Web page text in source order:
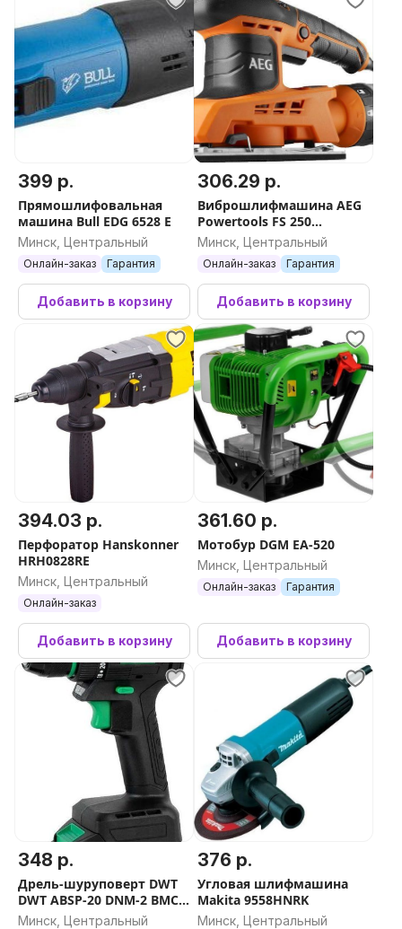
399 р.
Прямошлифовальная
машина Bull EDG 6528 E
Минск, Центральный
Онлайн-заказ Гарантия
Добавить в корзину
306.29 р.
Виброшлифмашина AEG
Powertools FS 250
4935472164
Минск, Центральный
Онлайн-заказ Гарантия
Добавить в корзину
394.03 р.
Перфоратор Hanskonner
HRH0828RE
Минск, Центральный
Онлайн-заказ
Добавить в корзину
361.60 р.
Мотобур DGM EA-520
Минск, Центральный
Онлайн-заказ Гарантия
Добавить в корзину
348 р.
Дрель-шуруповерт DWT
DWT ABSP-20 DNM-2 BMC
(с 2-мя АКБ, кейс)
Минск, Центральный
376 р.
Угловая шлифмашина
Makita 9558HNRK
Минск, Центральный